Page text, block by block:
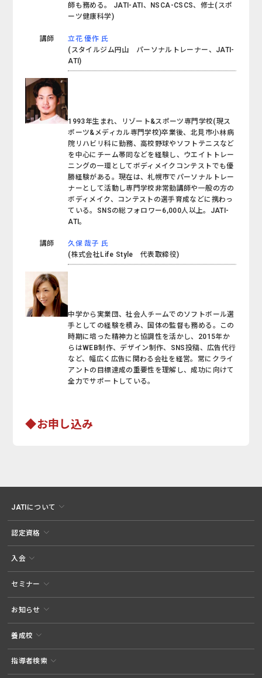
師も務める。 JATI-ATI、NSCA-CSCS、修士(スポ
ーツ健康科学)
講師
立花 優作 氏
(スタイルジム円山 パーソナルトレーナー、JATI-
ATI)
1993年生まれ、リゾート&スポーツ専門学校(現ス
ポーツ&メディカル専門学校)卒業後、北見市小林病
院リハビリ科に勤務、高校野球やソフトテニスなど
を中心にチーム帯同などを経験し、ウエイトトレー
ニングの一環としてボディメイクコンテストでも優
勝経験がある。現在は、札幌市でパーソナルトレー
ナーとして活動し専門学校非常勤講師や一般の方の
ボディメイク、コンテストの選手育成などに携わっ
ている。SNSの総フォロワー6,000人以上。JATI-
ATI。
講師
久保 哉子 氏
(株式会社Life Style 代表取締役)
中学から実業団、社会人チームでのソフトボール選
手としての経験を積み、国体の監督も務める。この
時期に培った精神力と協調性を活かし、2015年か
らはWEB制作、デザイン制作、SNS投稿、広告代行
など、幅広く広告に関わる会社を経営。常にクライ
アントの目標達成の重要性を理解し、成功に向けて
全力でサポートしている。
◆お申し込み
JATIについて
認定資格
入会
セミナー
お知らせ
養成校
指導者検索